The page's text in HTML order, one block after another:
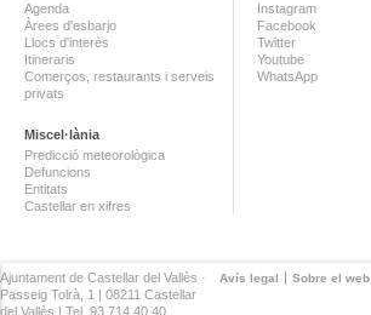
Agenda
Àrees d'esbarjo
Llocs d'interès
Itineraris
Comerços, restaurants i serveis
privats
Miscel·lània
Predicció meteorològica
Defuncions
Entitats
Castellar en xifres
Instagram
Facebook
Twitter
Youtube
WhatsApp
Avís legal Sobre el web
Ajuntament de Castellar del Vallès ·
Passeig Tolrà, 1 | 08211 Castellar
del Vallès | Tel. 93 714 40 40